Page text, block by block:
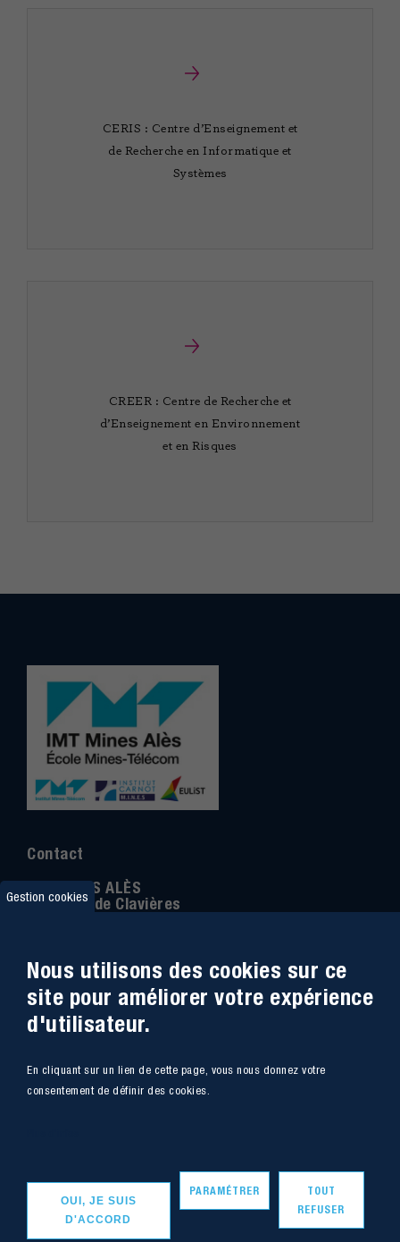
CERIS : Centre d’Enseignement et
de Recherche en Informatique et
Systèmes
CREER : Centre de Recherche et
d’Enseignement en Environnement
et en Risques
Contact
IMT MINES ALÈS
6 Avenue de Clavières
Téléphone
04 66 78 50 00
Coordonnée GPS:44.13312 - 4.08836
Plan du site Marchés Publics
Copyright - IMT Mines Alès 2020
Gestion cookies
Nous utilisons des cookies sur ce
site pour améliorer votre expérience
d'utilisateur.
En cliquant sur un lien de cette page, vous nous donnez votre
consentement de définir des cookies.
OUI, JE SUIS
D'ACCORD
PARAMÉTRER
TOUT
REFUSER